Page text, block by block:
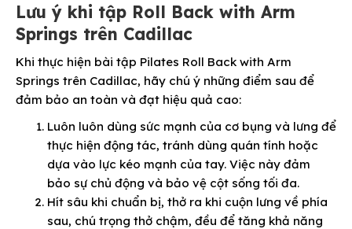
Lưu ý khi tập Roll Back with Arm
Springs trên Cadillac
Khi thực hiện bài tập Pilates Roll Back with Arm
Springs trên Cadillac, hãy chú ý những điểm sau để
đảm bảo an toàn và đạt hiệu quả cao:
Luôn luôn dùng sức mạnh của cơ bụng và lưng để
thực hiện động tác, tránh dùng quán tính hoặc
dựa vào lực kéo mạnh của tay. Việc này đảm
bảo sự chủ động và bảo vệ cột sống tối đa.
Hít sâu khi chuẩn bị, thở ra khi cuộn lưng về phía
sau, chú trọng thở chậm, đều để tăng khả năng